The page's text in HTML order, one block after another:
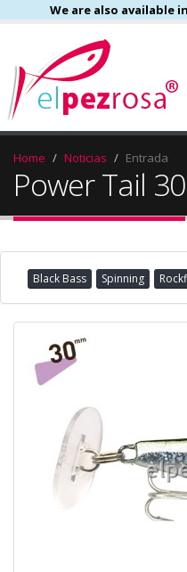
We are also available
Home Noticias Entrada
Power Tail 30
Black Bass Spinning